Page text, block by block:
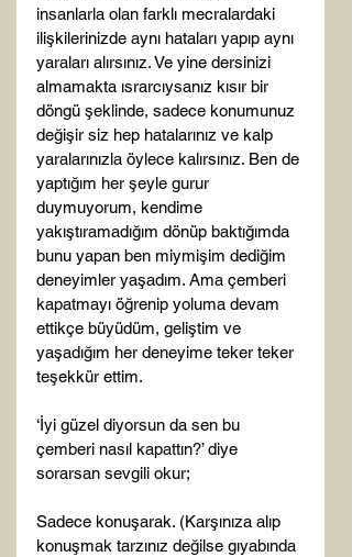
insanlarla olan farklı mecralardaki
ilişkilerinizde aynı hataları yapıp aynı
yaraları alırsınız. Ve yine dersinizi
almamakta ısrarcıysanız kısır bir
döngü şeklinde, sadece konumunuz
değişir siz hep hatalarınız ve kalp
yaralarınızla öylece kalırsınız. Ben de
yaptığım her şeyle gurur
duymuyorum, kendime
yakıştıramadığım dönüp baktığımda
bunu yapan ben miymişim dediğim
deneyimler yaşadım. Ama çemberi
kapatmayı öğrenip yoluma devam
ettikçe büyüdüm, geliştim ve
yaşadığım her deneyime teker teker
teşekkür ettim.
‘İyi güzel diyorsun da sen bu
çemberi nasıl kapattın?’ diye
sorarsan sevgili okur;
Sadece konuşarak. (Karşınıza alıp
konuşmak tarzınız değilse gıyabında